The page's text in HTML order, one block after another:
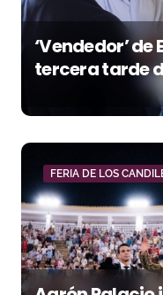
‘Vendedor’ de
tercera tarde
la temporada
FERIA DE LOS